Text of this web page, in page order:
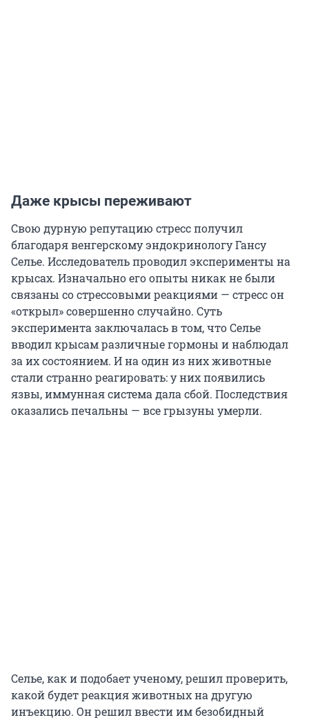
Даже крысы переживают
Свою дурную репутацию стресс получил
благодаря венгерскому эндокринологу Гансу
Селье. Исследователь проводил эксперименты на
крысах. Изначально его опыты никак не были
связаны со стрессовыми реакциями — стресс он
«открыл» совершенно случайно. Суть
эксперимента заключалась в том, что Селье
вводил крысам различные гормоны и наблюдал
за их состоянием. И на один из них животные
стали странно реагировать: у них появились
язвы, иммунная система дала сбой. Последствия
оказались печальны — все грызуны умерли.
Селье, как и подобает ученому, решил проверить,
какой будет реакция животных на другую
инъекцию. Он решил ввести им безобидный